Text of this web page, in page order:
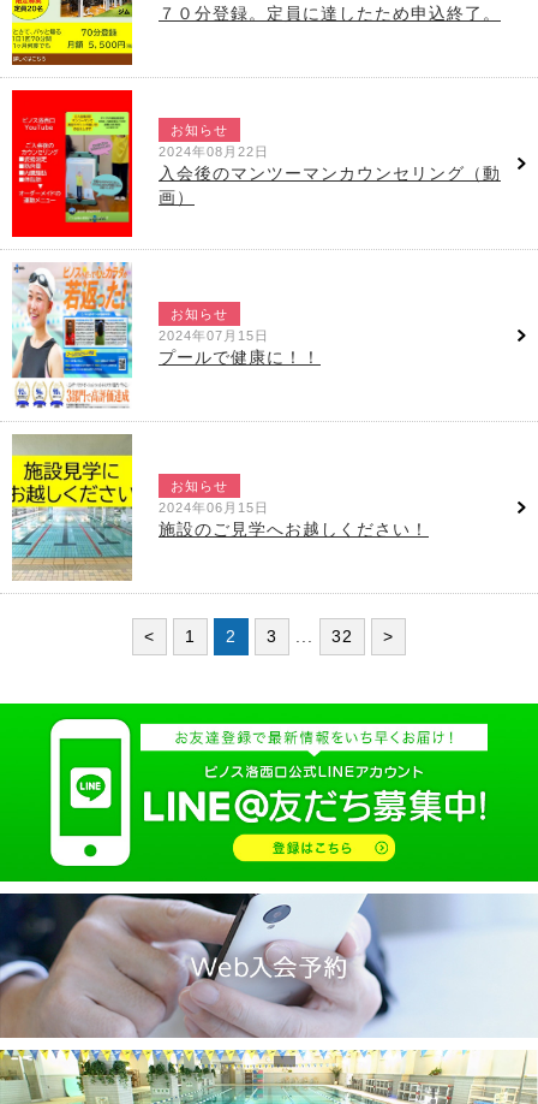
７０分登録。定員に達したため申込終了。
お知らせ
2024年08月22日
入会後のマンツーマンカウンセリング（動
画）
お知らせ
2024年07月15日
プールで健康に！！
お知らせ
2024年06月15日
施設のご見学へお越しください！
< 1 2 3 32 >